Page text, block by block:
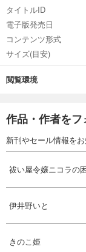
タイトルID
電子版発売日
コンテンツ形式
サイズ(目安)
閲覧環境
作品・作者をフ
新刊やセール情報をお
祓い屋令嬢ニコラの
伊井野いと
きのこ姫